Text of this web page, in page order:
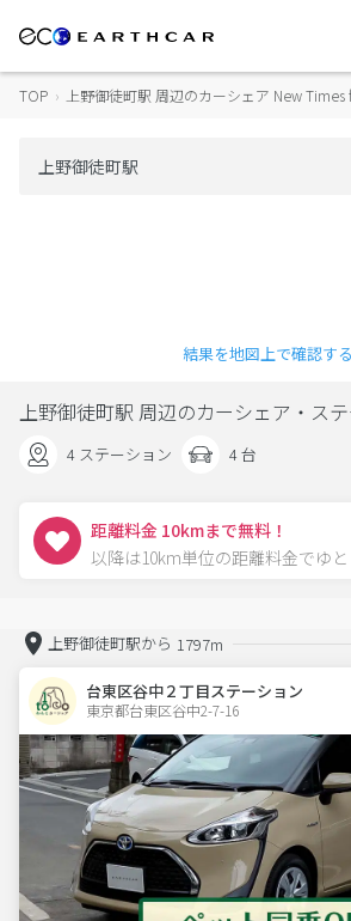
TOP › 上野御徒町駅 周辺のカーシェア New
結果を地図上で確認する
上野御徒町駅 周辺のカーシェア・ス
4 ステーション 4 台
距離料金 10kmまで無料！
以降は10km単位の距離料金でゆ
上野御徒町駅から 1797m
台東区谷中２丁目ステーション
東京都台東区谷中2-7-16